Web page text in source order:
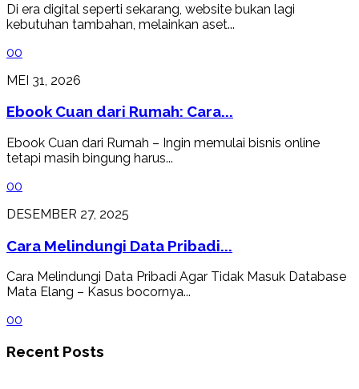
Di era digital seperti sekarang, website bukan lagi
kebutuhan tambahan, melainkan aset...
00
MEI 31, 2026
Ebook Cuan dari Rumah: Cara...
Ebook Cuan dari Rumah – Ingin memulai bisnis online
tetapi masih bingung harus...
00
DESEMBER 27, 2025
Cara Melindungi Data Pribadi...
Cara Melindungi Data Pribadi Agar Tidak Masuk Database
Mata Elang – Kasus bocornya...
00
Recent Posts